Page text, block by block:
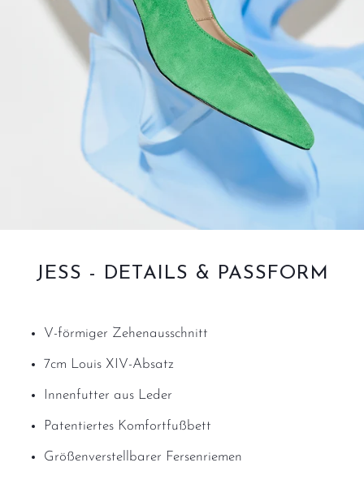
JESS - DETAILS & PASSFORM
V-förmiger Zehenausschnitt
7cm Louis XIV-Absatz
Innenfutter aus Leder
Patentiertes Komfortfußbett
Größenverstellbarer Fersenriemen